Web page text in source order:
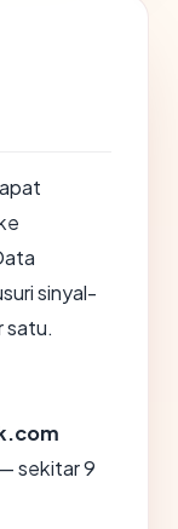
sinyal-
satu.
sekitar 9